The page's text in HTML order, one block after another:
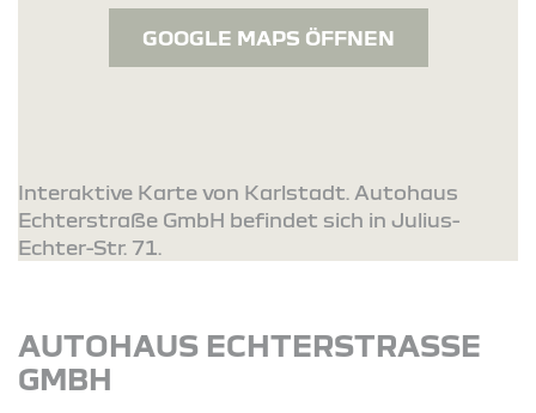
GOOGLE MAPS ÖFFNEN
Interaktive Karte von Karlstadt. Autohaus
Echterstraße GmbH befindet sich in Julius-
Echter-Str. 71.
AUTOHAUS ECHTERSTRASSE G
MBH